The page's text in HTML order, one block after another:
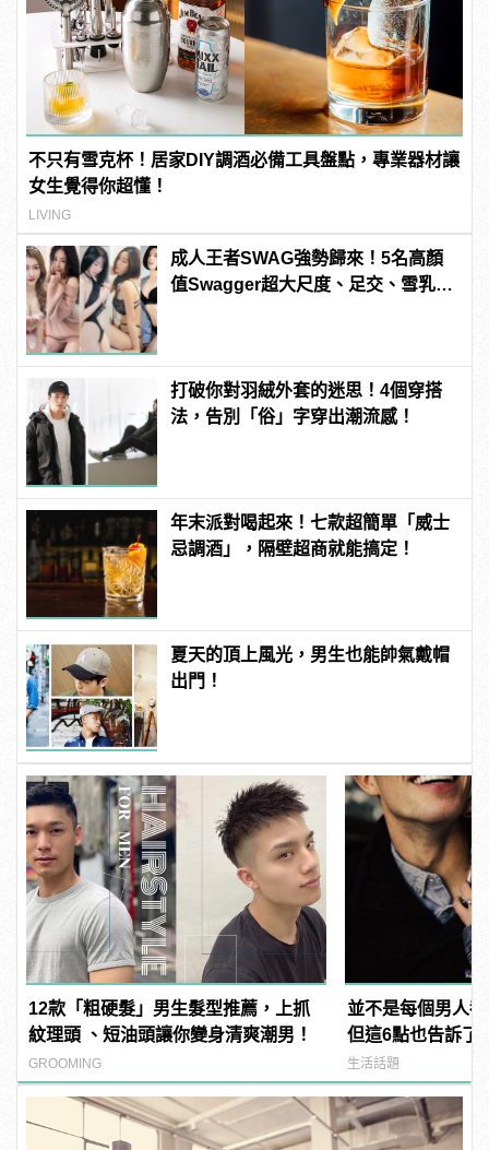
不只有雪克杯！居家DIY調酒必備工具盤點，專業器材讓
女生覺得你超懂！
LIVING
成人王者SWAG強勢歸來！5名高顏
值Swagger超大尺度、足交、雪乳、
打破你對羽絨外套的迷思！4個穿搭
法，告別「俗」字穿出潮流感！
年末派對喝起來！七款超簡單「威士
忌調酒」，隔壁超商就能搞定！
夏天的頂上風光，男生也能帥氣戴帽
出門！
12款「粗硬髮」男生髮型推薦，上抓
紋理頭 、短油頭讓你變身清爽潮男！
GROOMING
並不是每個男人
但這6點也告訴了
女友有多棒！
生活話題